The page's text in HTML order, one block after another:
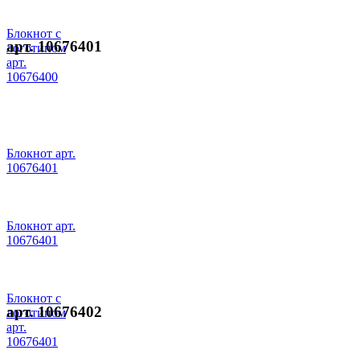
Блокнот с
логотипом
арт.
10676400
арт. 10676401
Блокнот арт.
10676401
Блокнот арт.
10676401
Блокнот с
логотипом
арт.
10676401
арт. 10676402